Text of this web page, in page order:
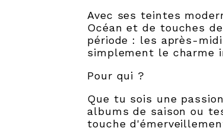
Avec ses teintes
Océan et de touches
période : les après-
simplement le charme
Pour qui ?
Que tu sois une
albums de saison ou
touche